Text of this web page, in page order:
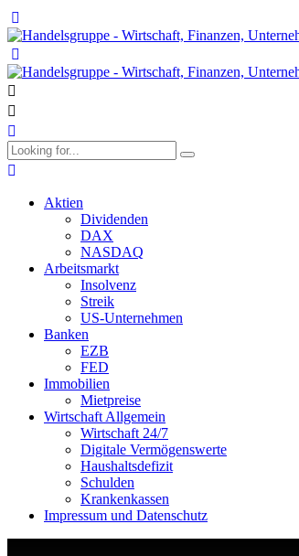
Aktien
Dividenden
DAX
NASDAQ
Arbeitsmarkt
Insolvenz
Streik
US-Unternehmen
Banken
EZB
FED
Immobilien
Mietpreise
Wirtschaft Allgemein
Wirtschaft 24/7
Digitale Vermögenswerte
Haushaltsdefizit
Schulden
Krankenkassen
Impressum und Datenschutz